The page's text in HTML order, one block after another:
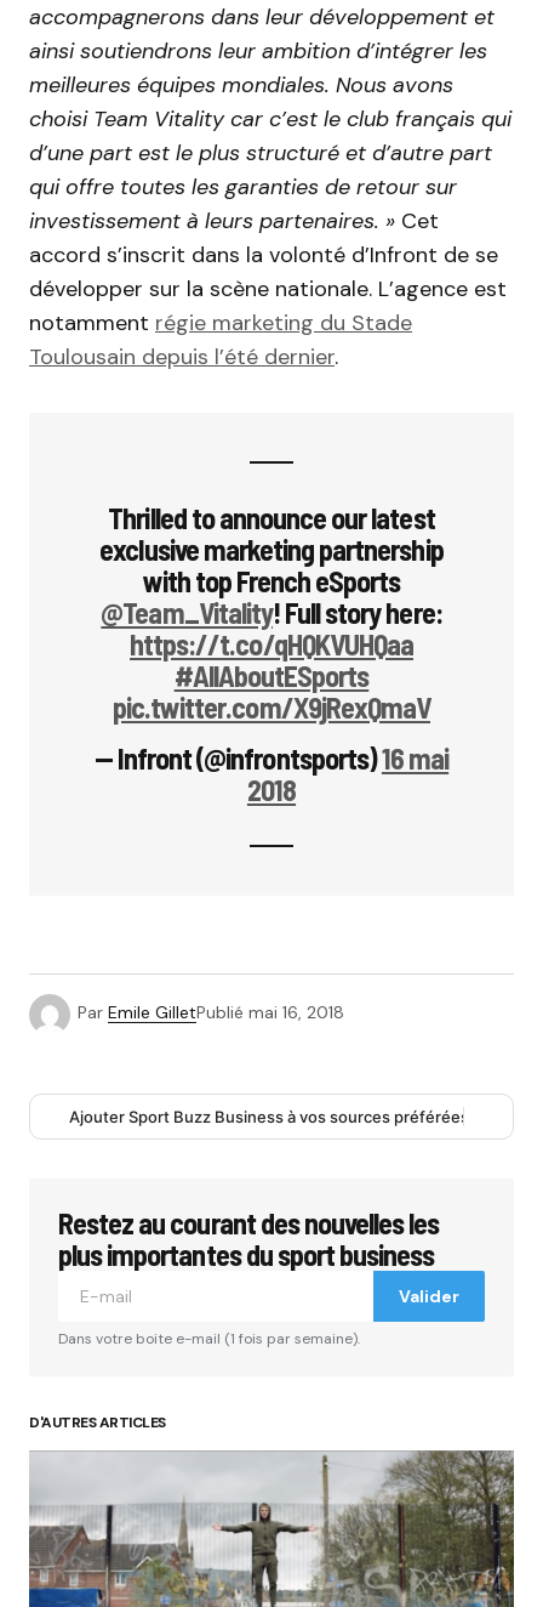
accompagnerons dans leur développement et
ainsi soutiendrons leur ambition d’intégrer les
meilleures équipes mondiales. Nous avons
choisi Team Vitality car c’est le club français qui
d’une part est le plus structuré et d’autre part
qui offre toutes les garanties de retour sur
investissement à leurs partenaires. » Cet
accord s’inscrit dans la volonté d’Infront de se
développer sur la scène nationale. L’agence est
notamment régie marketing du Stade
Toulousain depuis l’été dernier.
Thrilled to announce our latest
exclusive marketing partnership
with top French eSports
@Team_Vitality! Full story here:
https://t.co/qHQKVUHQaa
#AllAboutESports
pic.twitter.com/X9jRexQmaV
— Infront (@infrontsports)16 mai
2018
Par Emile GilletPublié mai 16, 2018
Ajouter Sport Buzz Business à vos sources préférées
Restez au courant des nouvelles les
plus importantes du sport business
Valider
Dans votre boite e-mail (1 fois par semaine).
D'AUTRES ARTICLES